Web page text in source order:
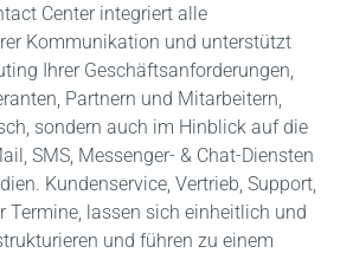
Center integriert alle
Kommunikation und unterstützt
Ihrer Geschäftsanforderungen,
Partnern und Mitarbeitern,
sondern auch im Hinblick auf die
SMS, Messenger- & Chat-Diensten
Kundenservice, Vertrieb, Support,
Termine, lassen sich einheitlich und
und führen zu einem